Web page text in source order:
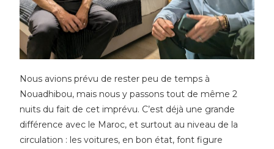
Nous avions prévu de rester peu de temps à
Nouadhibou, mais nous y passons tout de même 2
nuits du fait de cet imprévu. C’est déjà une grande
différence avec le Maroc, et surtout au niveau de la
circulation : les voitures, en bon état, font figure